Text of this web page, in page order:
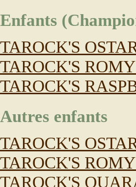
Enfants
TAROCK'S
TAROCK'S
TAROCK'S
Autres enfants
TAROCK'S
TAROCK'S
TAROCK'S